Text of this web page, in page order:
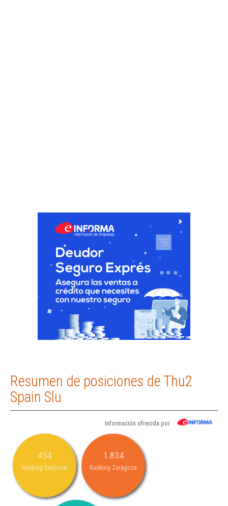
Resumen de posiciones de Thu2
Spain Slu
Información ofrecida por
454
Ranking Sectorial
1.834
Ranking Zaragoza